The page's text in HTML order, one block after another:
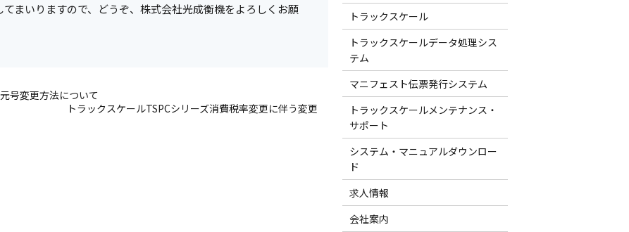
まいりますので、どうぞ、株式会社光成衡機をよろしくお願
号変更方法について
トラックスケールTSPCシリーズ消費税率変更に伴う変更
トラックスケール
トラックスケールデータ処理シス
テム
マニフェスト伝票発行システム
トラックスケールメンテナンス・
サポート
システム・マニュアルダウンロー
ド
求人情報
会社案内